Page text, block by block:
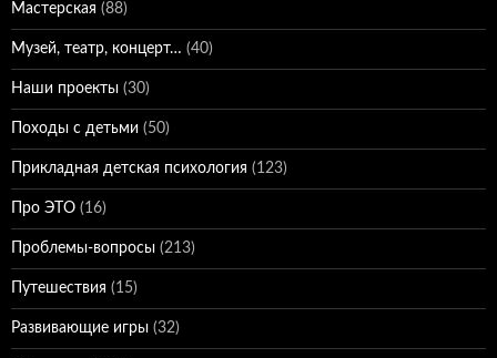
Мастерская (88)
Музей, театр, концерт… (40)
Наши проекты (30)
Походы с детьми (50)
Прикладная детская психология (123)
Про ЭТО (16)
Проблемы-вопросы (213)
Путешествия (15)
Развивающие игры (32)